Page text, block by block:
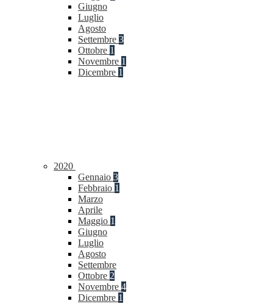
Giugno
Luglio
Agosto
Settembre 3
Ottobre 1
Novembre 1
Dicembre 1
2020
Gennaio 3
Febbraio 1
Marzo
Aprile
Maggio 1
Giugno
Luglio
Agosto
Settembre
Ottobre 2
Novembre 4
Dicembre 1